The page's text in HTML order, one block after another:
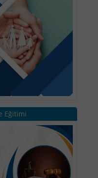
Eğitimi